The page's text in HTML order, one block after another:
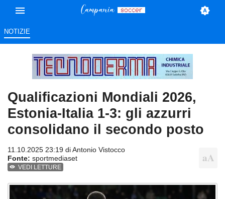
NOTIZIE
Qualificazioni Mondiali 2026,
Estonia-Italia 1-3: gli azzurri
consolidano il secondo posto
11.10.2025 23:19 diAntonio Vistocco
Fonte: sportmediaset
VEDI LETTURE